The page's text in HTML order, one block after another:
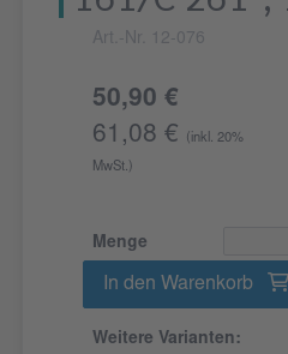
Art.-Nr. 12-076
50,90 €
61,08 €
(inkl. 20%
MwSt.)
Menge
In den Warenkorb
Weitere Varianten: